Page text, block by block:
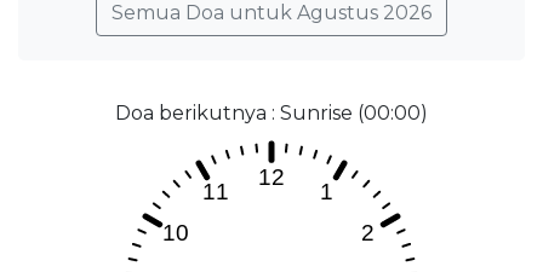
Semua Doa untuk Agustus 2026
Doa berikutnya : Sunrise (00:00)